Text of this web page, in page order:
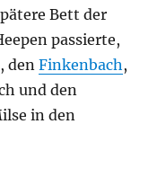
Bett der
passierte,
, denFinkenbach,
und den
in den